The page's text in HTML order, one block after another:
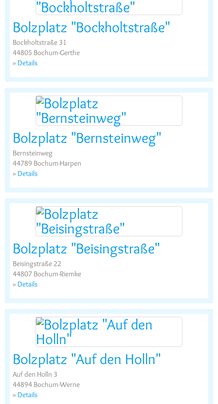
Bolzplatz "Bockholtstraße"
Bockholtstraße 31
44805 Bochum-Gerthe
» Details
Bolzplatz "Bernsteinweg"
Bernsteinweg
44789 Bochum-Harpen
» Details
Bolzplatz "Beisingstraße"
Beisingstraße 22
44807 Bochum-Riemke
» Details
Bolzplatz "Auf den Holln"
Auf den Holln 3
44894 Bochum-Werne
» Details